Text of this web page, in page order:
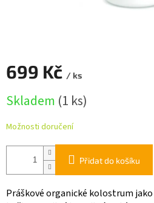
699 Kč / ks
cena:
Skladem (1 ks)
Možnosti doručení
Přidat do košíku
Práškové organické kolostrum